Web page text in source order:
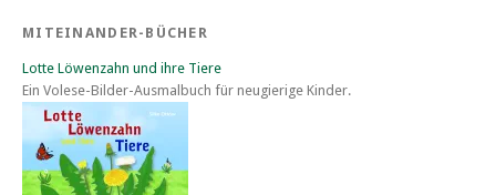
MITEINANDER-BÜCHER
Lotte Löwenzahn und ihre Tiere
Ein Volese-Bilder-Ausmalbuch für neugierige Kinder.